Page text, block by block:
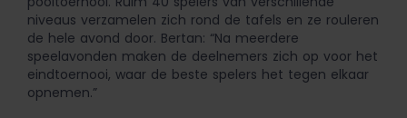
niveaus verzamelen zich rond de tafels en ze rouleren
de hele avond door. Bertan: “Na meerdere
speelavonden maken de deelnemers zich op voor het
eindtoernooi, waar de beste spelers het tegen elkaar
opnemen.”